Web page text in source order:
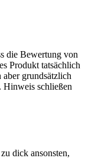
die Bewertung von
Produkt tatsächlich
aber grundsätzlich
Hinweis schließen
dick ansonsten,